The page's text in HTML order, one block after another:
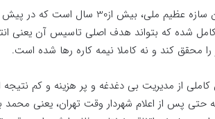
مصلای تهران؛ این سازه عظیم
شده که بتواند هدف اصلی تاسیس آن یعنی
محقق کند و نه کاملا نیمه کاره رها شده است.
کاملی از مدیریت بی دغدغه و پر هزینه و کم
پس از اعلام شهردار وقت تهران، یعنی محمد